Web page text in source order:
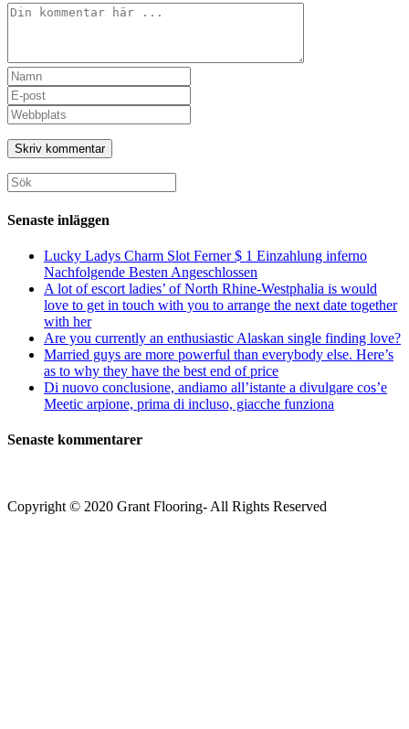
Kommentar
Ange
ditt
namn
eller
användarnamn
för
att
kommentera
Ange
din
e-
postadress
för
att
kommentera
Ange
URL
till
din
webbplats
(valfritt)
Sök
efter:
Senaste inläggen
Lucky Ladys Charm Slot Ferner $ 1 Einzahlung inferno
Nachfolgende Besten Angeschlossen
A lot of escort ladies’ of North Rhine-Westphalia is would
love to get in touch with you to arrange the next date together
with her
Are you currently an enthusiastic Alaskan single finding love?
Married guys are more powerful than everybody else. Here’s
as to why they have the best end of price
Di nuovo conclusione, andiamo all’istante a divulgare cos’e
Meetic arpione, prima di incluso, giacche funziona
Senaste kommentarer
Copyright © 2020 Grant Flooring- All Rights Reserved